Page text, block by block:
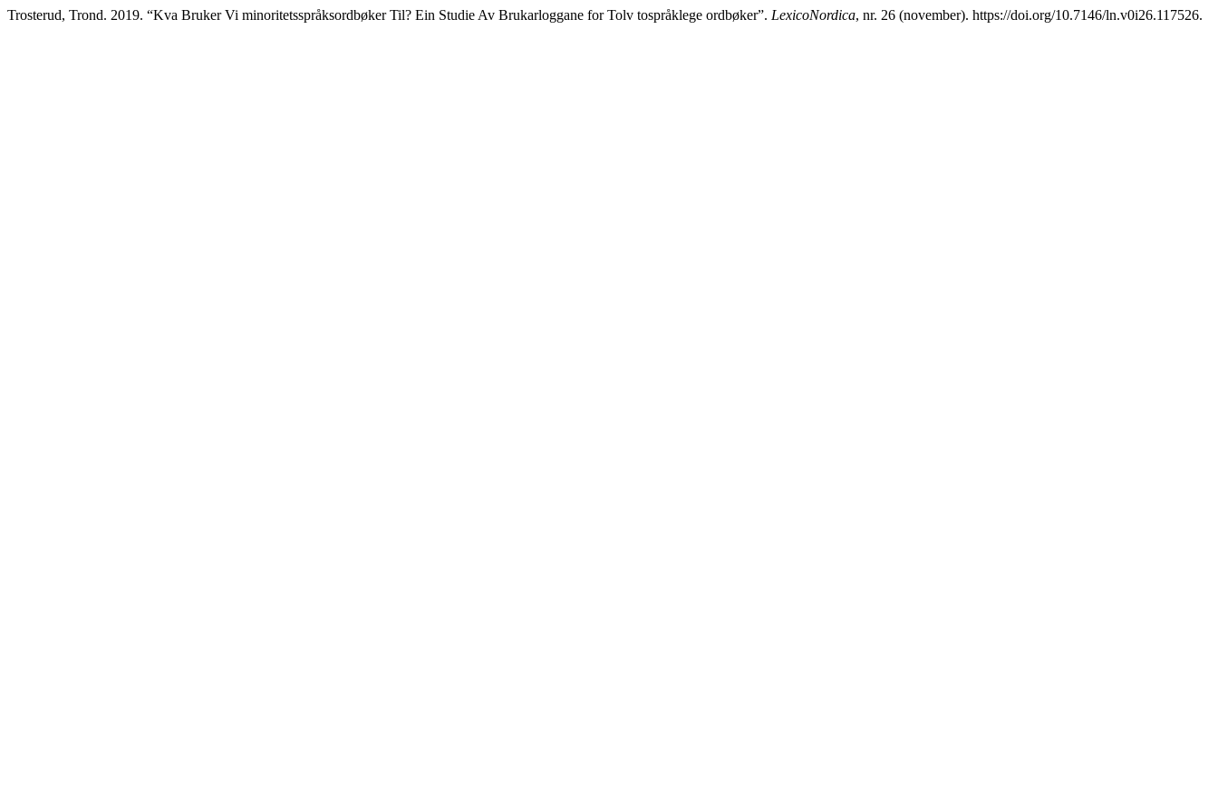
Trosterud, Trond. 2019. “Kva Bruker Vi minoritetsspråksordbøker Til? Ein Studie Av Brukarloggane for Tolv tospråklege ordbøker”. LexicoNordica, nr. 26 (november). https://doi.org/10.7146/ln.v0i26.117526.